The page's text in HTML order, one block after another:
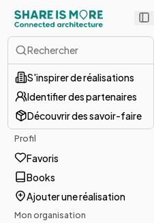
Rechercher
S'inspirer de réalisations
Identifier des partenaires
Découvrir des savoir-faire
Profil
Favoris
Books
Ajouter une réalisation
Mon organisation